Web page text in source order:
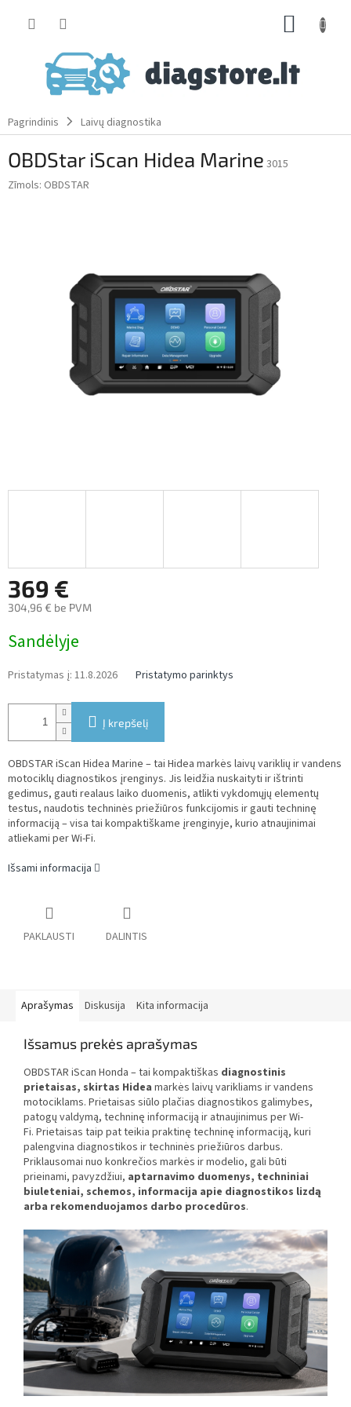
Pagrindinis Laivų diagnostika
OBDStar iScan Hidea Marine 3015
Zīmols: OBDSTAR
369 €
304,96 € be PVM
price:
Sandėlyje
Pristatymas į: 11.8.2026 Pristatymo parinktys
Į krepšelį
OBDSTAR iScan Hidea Marine – tai Hidea markės laivų variklių ir vandens
motociklų diagnostikos įrenginys. Jis leidžia nuskaityti ir ištrinti
gedimus, gauti realaus laiko duomenis, atlikti vykdomųjų elementų
testus, naudotis techninės priežiūros funkcijomis ir gauti techninę
informaciją – visa tai kompaktiškame įrenginyje, kurio atnaujinimai
atliekami per Wi-Fi.
Išsami informacija
PAKLAUSTI DALINTIS
Aprašymas Diskusija Kita informacija
Išsamus prekės aprašymas
OBDSTAR iScan Honda – tai kompaktiškas diagnostinis
prietaisas, skirtas Hidea markės laivų varikliams ir vandens
motociklams. Prietaisas siūlo plačias diagnostikos galimybes,
patogų valdymą, techninę informaciją ir atnaujinimus per Wi-
Fi. Prietaisas taip pat teikia praktinę techninę informaciją, kuri
palengvina diagnostikos ir techninės priežiūros darbus.
Priklausomai nuo konkrečios markės ir modelio, gali būti
prieinami, pavyzdžiui, aptarnavimo duomenys, techniniai
biuleteniai, schemos, informacija apie diagnostikos lizdą
arba rekomenduojamos darbo procedūros.